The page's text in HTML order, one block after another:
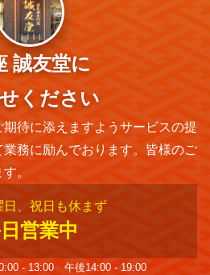
誠友堂に
ください
待に添えますようサービスの提
務に励んでおります。皆様のご
。
日、祝日も休まず
営業中
- 13:00 午後14:00 - 19:00